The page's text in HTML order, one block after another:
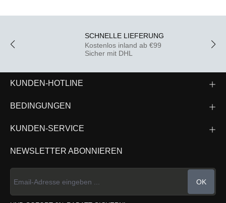
SCHNELLE LIEFERUNG
Kostenlos inland ab €99
Sicher mit DHL
KUNDEN-HOTLINE
BEDINGUNGEN
KUNDEN-SERVICE
NEWSLETTER ABONNIEREN
OK